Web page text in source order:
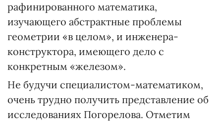
рафинированного математика,
изучающего абстрактные проблемы
геометрии «в целом», и инженера-
конструктора, имеющего дело с
конкретным «железом».
Не будучи специалистом-математиком,
очень трудно получить представление об
исследованиях Погорелова. Отметим